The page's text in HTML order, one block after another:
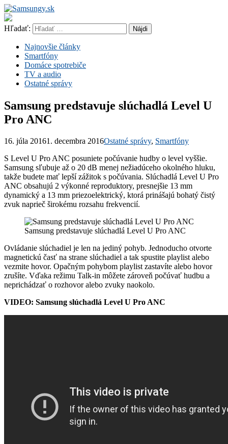
Hľadať:
Najnovšie články
Smartfóny
Domáce spotrebiče
TV a audio
Ostatné správy
Samsung predstavuje slúchadlá Level U
Pro ANC
16. júla 20161. decembra 2016Ostatné správy, Smartfóny
S Level U Pro ANC posuniete počúvanie hudby o level vyššie.
Samsung sľubuje až o 20 dB menej nežiadúceho okolného hluku,
takže budete mať lepší zážitok s počúvania. Slúchadlá Level U Pro
ANC obsahujú 2 výkonné reproduktory, presnejšie 13 mm
dynamický a 13 mm priezoelektrický, ktorá prinášajú bohatý čistý
zvuk naprieč širokému rozsahu frekvencií.
Samsung predstavuje slúchadlá Level U Pro ANC
Ovládanie slúchadiel je len na jediný pohyb. Jednoducho otvorte
magnetickú časť na strane slúchadiel a tak spustite playlist alebo
vezmite hovor. Opačným pohybom playlist zastavíte alebo hovor
zrušíte. Vďaka režimu Talk-in môžete zároveň počúvať hudbu a
neprichádzať o rozhovor alebo zvuky naokolo.
VIDEO: Samsung slúchadlá Level U Pro ANC